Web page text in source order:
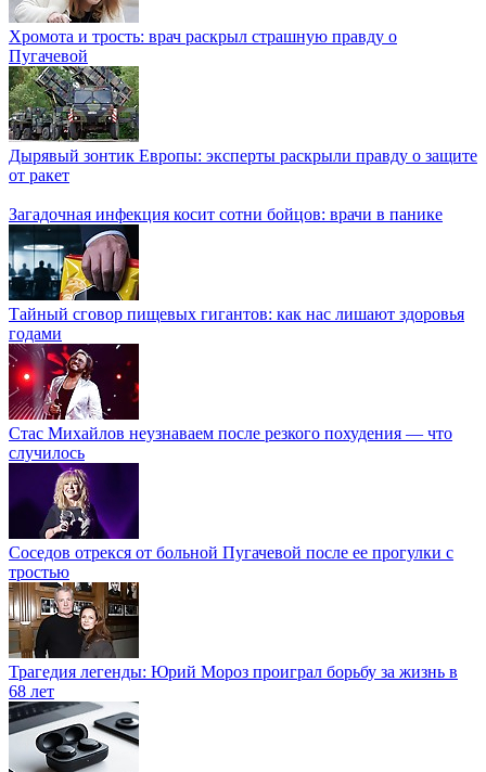
Хромота и трость: врач раскрыл страшную правду о
Пугачевой
Дырявый зонтик Европы: эксперты раскрыли правду о защите
от ракет
Загадочная инфекция косит сотни бойцов: врачи в панике
Тайный сговор пищевых гигантов: как нас лишают здоровья
годами
Стас Михайлов неузнаваем после резкого похудения — что
случилось
Соседов отрекся от больной Пугачевой после ее прогулки с
тростью
Трагедия легенды: Юрий Мороз проиграл борьбу за жизнь в
68 лет